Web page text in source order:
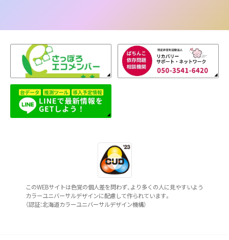
このWEBサイトは色覚の個人差を問わず、より多くの人に見やすいよう
カラーユニバーサルデザインに配慮して作られています。
（認証：北海道カラーユニバーサルデザイン機構）